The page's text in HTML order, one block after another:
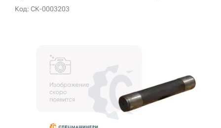
Код: СК-0003203
Контакты
sksale@skdst.ru
+7 (499) 394-50-93